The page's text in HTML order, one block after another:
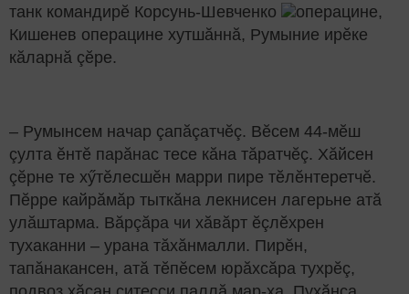
танк командирӗ Корсунь-Шевченко
операцине,
Кишенев операцине хутшăннă, Румыние ирӗке
кăларнă çӗре.
– Румынсем начар çапăçатчӗç. Вӗсем 44-мӗш
çулта ӗнтӗ парăнас тесе кăна тăратчӗç. Хăйсен
çӗрне те хӳтӗлесшӗн марри пире тӗлӗнтеретчӗ.
Пӗрре кайрăмăр тыткăна лекнисен лагерьне атă
улăштарма. Вăрçăра чи хăвăрт ӗçлӗхрен
тухаканни – урана тăхăнмалли. Пирӗн,
тапăнакансен, атă тӗпӗсем юрăхсăра тухрӗç,